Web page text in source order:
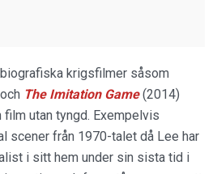
biografiska krigsfilmer såsom
The Imitation Game(2014)
utan tyngd. Exempelvis
scener från 1970-talet då Lee har
i sitt hem under sin sista tid i